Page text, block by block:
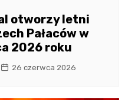
otworzy letni
Pałaców w
2026 roku
26 czerwca 2026